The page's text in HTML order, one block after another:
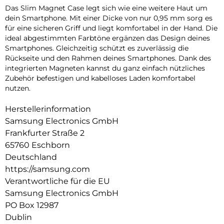
Das Slim Magnet Case legt sich wie eine weitere Haut um
dein Smartphone. Mit einer Dicke von nur 0,95 mm sorg es
für eine sicheren Griff und liegt komfortabel in der Hand. Die
ideal abgestimmten Farbtöne ergänzen das Design deines
Smartphones. Gleichzeitig schützt es zuverlässig die
Rückseite und den Rahmen deines Smartphones. Dank des
integrierten Magneten kannst du ganz einfach nützliches
Zubehör befestigen und kabelloses Laden komfortabel
nutzen.
Herstellerinformation
Samsung Electronics GmbH
Frankfurter Straße 2
65760 Eschborn
Deutschland
https://samsung.com
Verantwortliche für die EU
Samsung Electronics GmbH
PO Box 12987
Dublin